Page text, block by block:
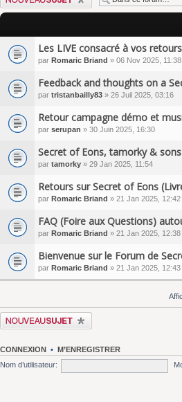
Les LIVE consacré à vos
par Romaric Briand » 06 Nov 2025, 11:38
Feedback and thoughts on a
par tristanbailly83 » 26 Juil 2025, 03:16
Retour campagne démo et
par serupan » 30 Juin 2025, 16:30
Secret of Eons, tamorky & sons
par tamorky » 29 Jan 2025, 11:54
Retours sur Secret of Eons
par Romaric Briand » 21 Jan 2025, 12:42
FAQ (Foire aux Questions)
par Romaric Briand » 21 Jan 2025, 12:38
Bienvenue sur le Forum de
par Romaric Briand » 21 Jan 2025, 12:43
Écrire un nouveau sujet
CONNEXION • M’ENREGISTRER
Nom d’utilisateur: